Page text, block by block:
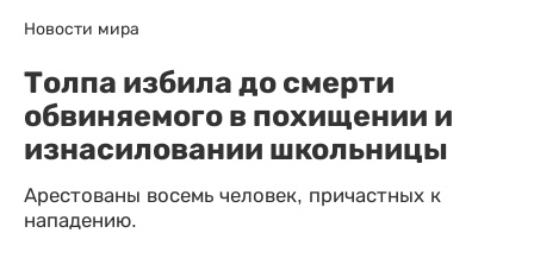
Новости мира
Толпа избила до смерти
обвиняемого в похищении и
изнасиловании школьницы
Арестованы восемь человек, причастных к
нападению.